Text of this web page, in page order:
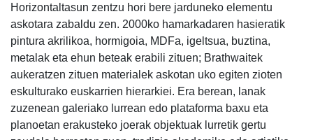
Horizontaltasun zentzu hori bere jarduneko elementu
askotara zabaldu zen. 2000ko hamarkadaren hasieratik
pintura akrilikoa, hormigoia, MDFa, igeltsua, buztina,
metalak eta ehun beteak erabili zituen; Brathwaitek
aukeratzen zituen materialek askotan uko egiten zioten
eskulturako euskarrien hierarkiei. Era berean, lanak
zuzenean galeriako lurrean edo plataforma baxu eta
planoetan erakusteko joerak objektuak lurretik gertu